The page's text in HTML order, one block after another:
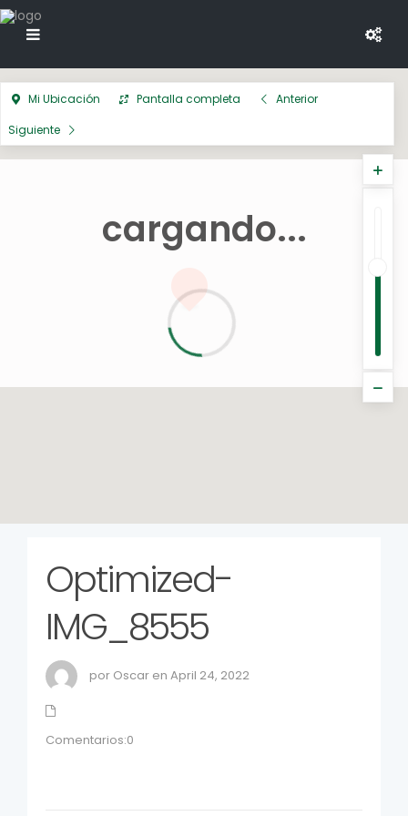
cargando...
Mi Ubicación Pantalla completa
Anterior
Siguiente
Optimized-
IMG_8555
por Oscar en April 24, 2022
Comentarios:0